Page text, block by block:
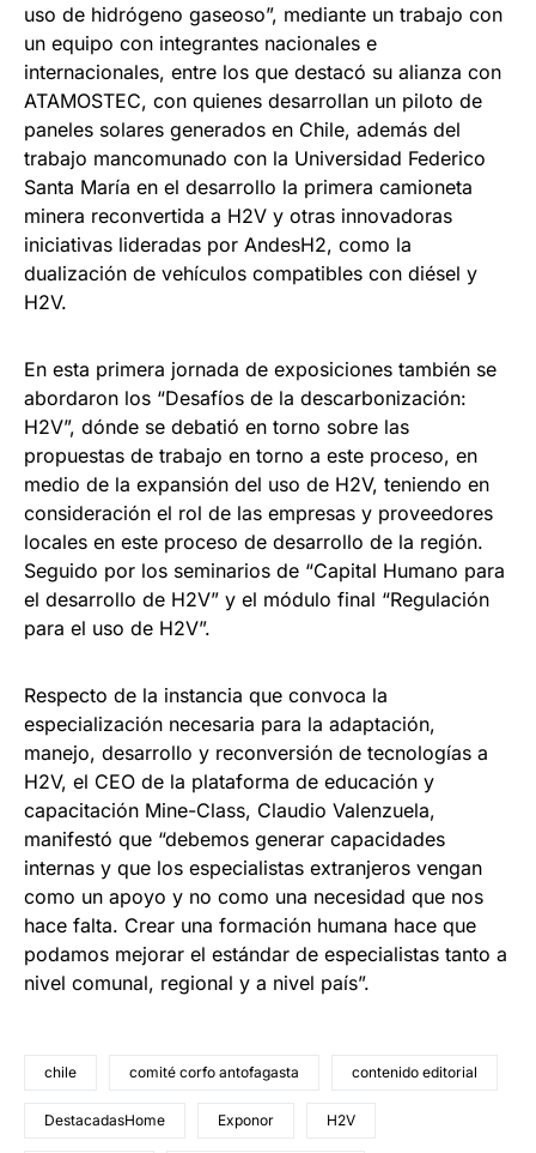
uso de hidrógeno gaseoso”, mediante un trabajo con
un equipo con integrantes nacionales e
internacionales, entre los que destacó su alianza con
ATAMOSTEC, con quienes desarrollan un piloto de
paneles solares generados en Chile, además del
trabajo mancomunado con la Universidad Federico
Santa María en el desarrollo la primera camioneta
minera reconvertida a H2V y otras innovadoras
iniciativas lideradas por AndesH2, como la
dualización de vehículos compatibles con diésel y
H2V.
En esta primera jornada de exposiciones también se
abordaron los “Desafíos de la descarbonización:
H2V”, dónde se debatió en torno sobre las
propuestas de trabajo en torno a este proceso, en
medio de la expansión del uso de H2V, teniendo en
consideración el rol de las empresas y proveedores
locales en este proceso de desarrollo de la región.
Seguido por los seminarios de “Capital Humano para
el desarrollo de H2V” y el módulo final “Regulación
para el uso de H2V”.
Respecto de la instancia que convoca la
especialización necesaria para la adaptación,
manejo, desarrollo y reconversión de tecnologías a
H2V, el CEO de la plataforma de educación y
capacitación Mine-Class, Claudio Valenzuela,
manifestó que “debemos generar capacidades
internas y que los especialistas extranjeros vengan
como un apoyo y no como una necesidad que nos
hace falta. Crear una formación humana hace que
podamos mejorar el estándar de especialistas tanto a
nivel comunal, regional y a nivel país”.
chile comité corfo antofagasta contenido editorial
DestacadasHome Exponor H2V